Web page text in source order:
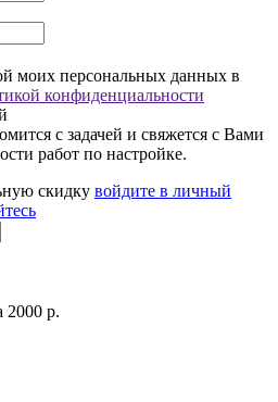
моих персональных данных в
конфиденциальности
с задачей и свяжется с Вами
работ по настройке.
скидку войдите в личный
2000 р.